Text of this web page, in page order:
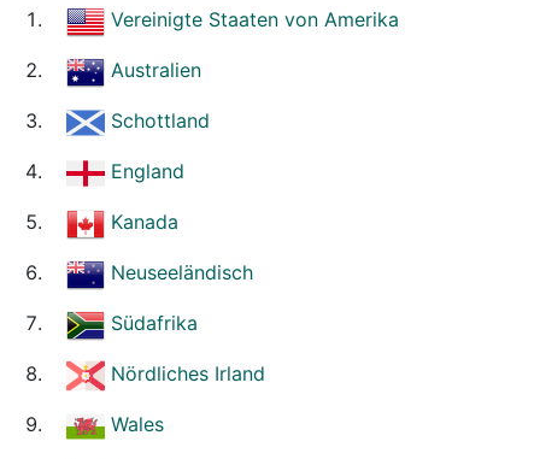
Vereinigte Staaten von Amerika
Australien
Schottland
England
Kanada
Neuseeländisch
Südafrika
Nördliches Irland
Wales